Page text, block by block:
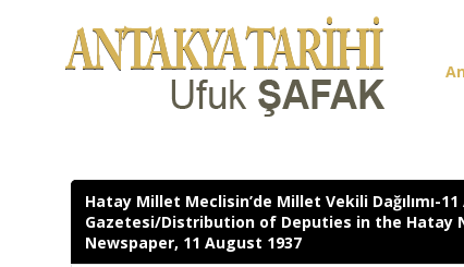
Hatay Millet Meclisin’de Millet Vekili Dağılımı-
Gazetesi/Distribution of Deputies in the Hatay
Newspaper, 11 August 1937